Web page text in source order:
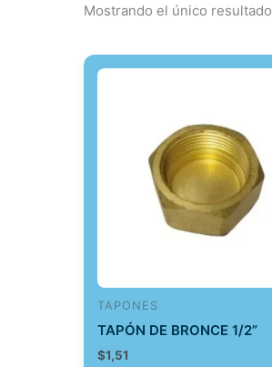
Mostrando el único resultado
TAPONES
TAPÓN DE BRONCE 1/2”
$1,51